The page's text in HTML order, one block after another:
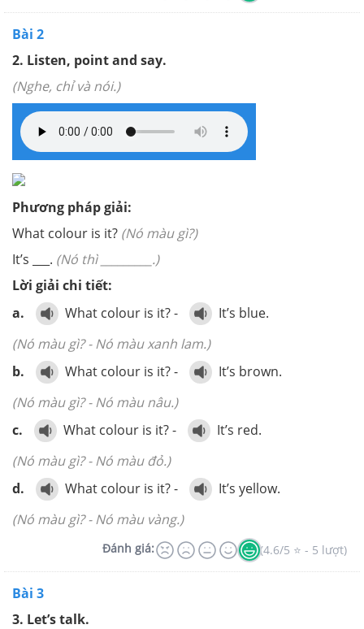
Bài 2
2. Listen, point and say.
(Nghe, chỉ và nói.)
Phương pháp giải:
What colour is it? (Nó màu gì?)
It’s ___. (Nó thì _________.)
Lời giải chi tiết:
a.
What colour is it? -
It’s blue.
(Nó màu gì? - Nó màu xanh lam.)
b.
What colour is it? -
It’s brown.
(Nó màu gì? - Nó màu nâu.)
c.
What colour is it? -
It’s red.
(Nó màu gì? - Nó màu đỏ.)
d.
What colour is it? -
It’s yellow.
(Nó màu gì? - Nó màu vàng.)
Đánh giá: (4.6/5 ⭐ - 5 lượt)
Bài 3
3. Let’s talk.